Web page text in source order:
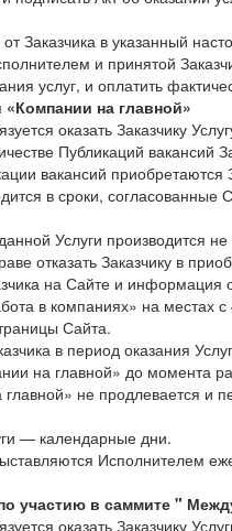
Заказчика в указанный
и принятой
услуг, и оплатить
«Компании на главной»
оказать Заказчику
Публикаций вакансий
вакансий приобретаются
в сроки,
Услуги производится
отказать Заказчику в
на Сайте и информация
в компаниях» на
Сайта.
в период оказания
на главной» до момента
не продлевается и
— календарные дни.
Исполнителем
участию в саммите "
оказать Заказчику